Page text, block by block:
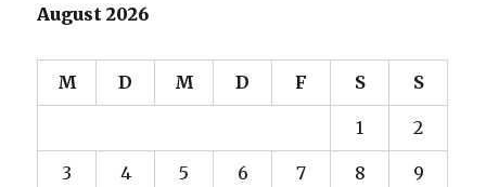
August 2026
M D M D F S S
1 2
3 4 5 6 7 8 9